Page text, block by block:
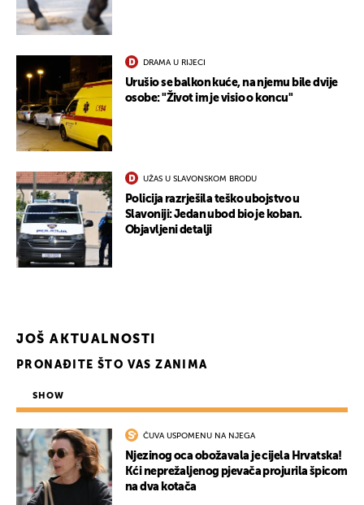
DRAMA U RIJECI
Urušio se balkon kuće, na njemu bile dvije
osobe: "Život im je visio o koncu"
UŽAS U SLAVONSKOM BRODU
Policija razrješila teško ubojstvo u
Slavoniji: Jedan ubod bio je koban.
Objavljeni detalji
JOŠ AKTUALNOSTI
PRONAĐITE ŠTO VAS ZANIMA
SHOW
ČUVA USPOMENU NA NJEGA
Njezinog oca obožavala je cijela Hrvatska!
Kći neprežaljenog pjevača projurila špicom
na dva kotača